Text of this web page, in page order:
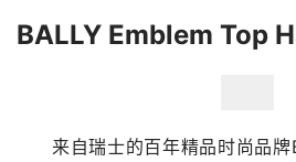
BALLY Emblem Top
来自瑞士的百年精品时尚品